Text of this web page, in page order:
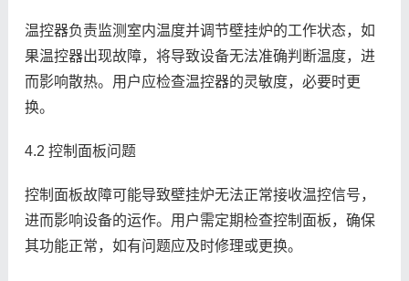
温控器负责监测室内温度并调节壁挂炉的工作状态，如
果温控器出现故障，将导致设备无法准确判断温度，进
而影响散热。用户应检查温控器的灵敏度，必要时更
换。
4.2 控制面板问题
控制面板故障可能导致壁挂炉无法正常接收温控信号，
进而影响设备的运作。用户需定期检查控制面板，确保
其功能正常，如有问题应及时修理或更换。